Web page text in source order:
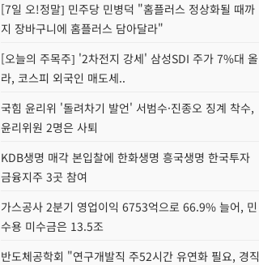
[7일 오!정말] 민주당 민병덕 "홈플러스 정상화될 때까
지 장바구니에 홈플러스 담아달라"
[오늘의 주목주] '2차전지 강세' 삼성SDI 주가 7%대 올
라, 코스피 외국인 매도세..
국힘 윤리위 '돌려차기 발언' 서범수·진종오 징계 착수,
윤리위원 2명은 사퇴
KDB생명 매각 본입찰에 한화생명 흥국생명 한국투자
금융지주 3곳 참여
가스공사 2분기 영업이익 6753억으로 66.9% 늘어, 민
수용 미수금은 13.5조
반도체공학회 "연구개발직 주52시간 유연화 필요, 경직